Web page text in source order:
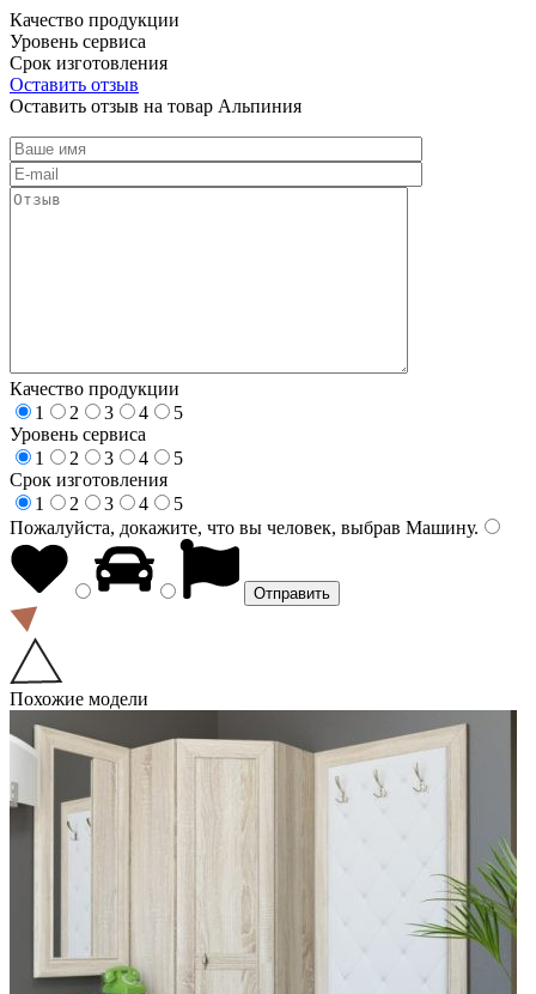
Качество продукции
Уровень сервиса
Срок изготовления
Оставить отзыв
Оставить отзыв на товар Альпиния
Качество продукции
1
2 3 4
5
Уровень сервиса
1
2 3 4
5
Срок изготовления
1
2 3 4
5
Пожалуйста, докажите, что вы человек, выбрав Машину.
Похожие модели